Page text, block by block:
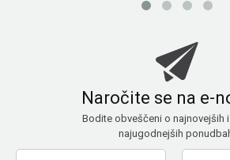
Naročite se na e-
Bodite obveščeni o najnovejših
najugodnejših